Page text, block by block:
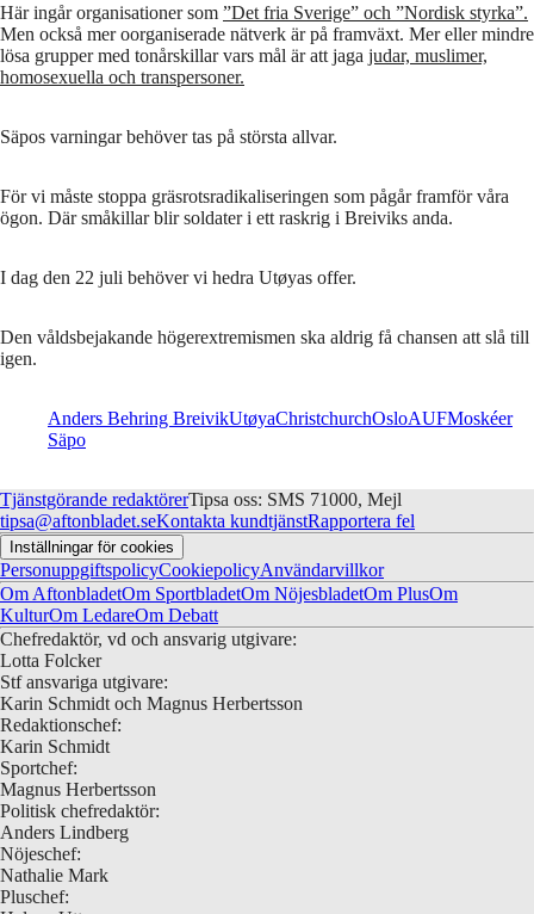
Här ingår organisationer som ”Det fria Sverige” och ”Nordisk styrka”.
Men också mer oorganiserade nätverk är på framväxt. Mer eller mindre
lösa grupper med tonårskillar vars mål är att jaga judar, muslimer,
homosexuella och transpersoner.
Säpos varningar behöver tas på största allvar.
För vi måste stoppa gräsrotsradikaliseringen som pågår framför våra
ögon. Där småkillar blir soldater i ett raskrig i Breiviks anda.
I dag den 22 juli behöver vi hedra Utøyas offer.
Den våldsbejakande högerextremismen ska aldrig få chansen att slå till
igen.
Anders Behring BreivikUtøyaChristchurchOsloAUFMoskéer
Säpo
Tjänstgörande redaktörerTipsa oss: SMS 71000, Mejl
tipsa@aftonbladet.seKontakta kundtjänstRapportera fel
Inställningar för cookies
PersonuppgiftspolicyCookiepolicyAnvändarvillkor
Om AftonbladetOm SportbladetOm NöjesbladetOm PlusOm
KulturOm LedareOm Debatt
Chefredaktör, vd och ansvarig utgivare:
Lotta Folcker
Stf ansvariga utgivare:
Karin Schmidt och Magnus Herbertsson
Redaktionschef:
Karin Schmidt
Sportchef:
Magnus Herbertsson
Politisk chefredaktör:
Anders Lindberg
Nöjeschef:
Nathalie Mark
Pluschef: